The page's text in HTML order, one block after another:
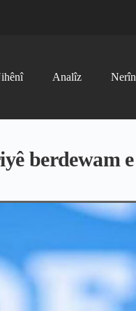
Analîz Nerîn
berdewam e